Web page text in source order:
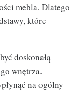
mebla. Dlatego
które
doskonałą
wnętrza.
na ogólny